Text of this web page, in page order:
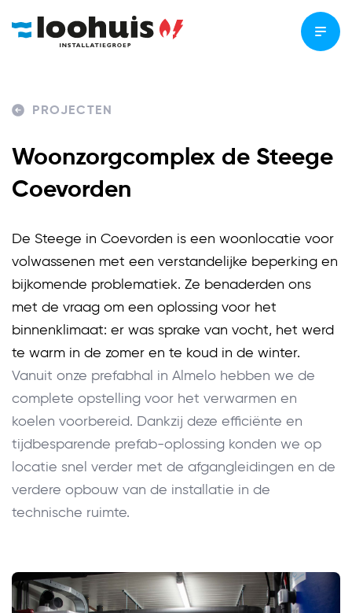
PROJECTEN
Woonzorgcomplex de Steege
Coevorden
De Steege in Coevorden is een woonlocatie voor
volwassenen met een verstandelijke beperking en
bijkomende problematiek. Ze benaderden ons
met de vraag om een oplossing voor het
binnenklimaat: er was sprake van vocht, het werd
te warm in de zomer en te koud in de winter.
Vanuit onze prefabhal in Almelo hebben we de
complete opstelling voor het verwarmen en
koelen voorbereid. Dankzij deze efficiënte en
tijdbesparende prefab-oplossing konden we op
locatie snel verder met de afgangleidingen en de
verdere opbouw van de installatie in de
technische ruimte.